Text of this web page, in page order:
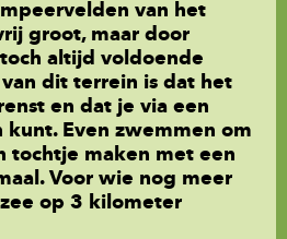
van het
groot, maar door
altijd voldoende
dit terrein is dat het
en dat je via een
Even zwemmen om
tochtje maken met een
Voor wie nog meer
op 3 kilometer